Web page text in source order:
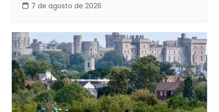
7 de agosto de 2026